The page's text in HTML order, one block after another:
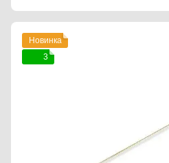
Новинка
3